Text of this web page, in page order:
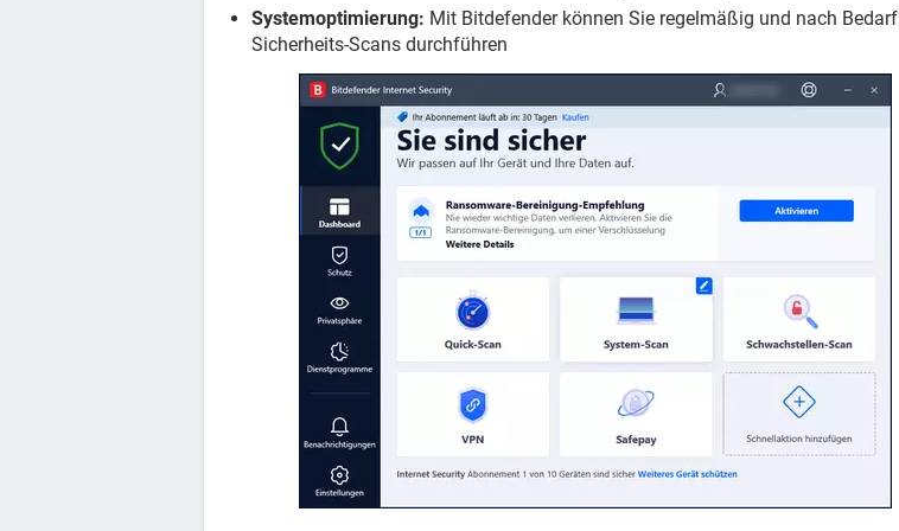
Systemoptimierung: Mit Bitdefender können Sie regelmäßig und nach Bedarf
Sicherheits-Scans durchführen